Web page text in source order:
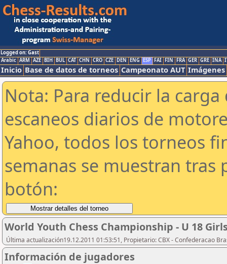
Logged on: Gast
Arabic ARM AZE BIH BUL CAT CHN CRO CZE DEN ENG ESP FAI FIN FRA GER GRE INA
Inicio Base de datos de torneos Campeonato AUT Imágenes
Nota: Para reducir la
escaneos diarios de
Yahoo, todos los torneos
semanas se muestran tras
botón:
World Youth Chess Championship - U 18
Última actualización19.12.2011 01:53:51, Propietario: CBX - Confederacao
Información de jugadores